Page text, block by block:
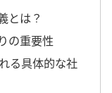
とは？
の重要性
る具体的な社